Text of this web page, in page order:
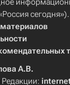
сегодня»).
А.В.